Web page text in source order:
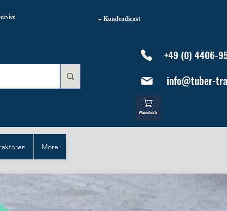
+ Kundendienst
+49 (0) 4406-
info@tuber-
More